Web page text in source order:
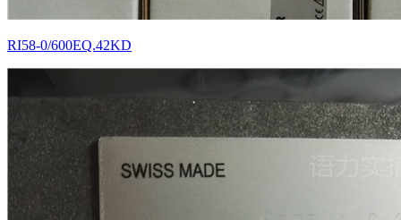
RI58-0/600EQ.42KD